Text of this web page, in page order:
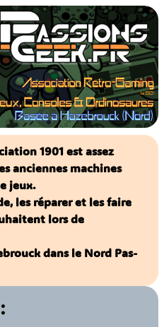
1901 est assez
anciennes machines
jeux.
les réparer et les faire
lors de
dans le Nord Pas-